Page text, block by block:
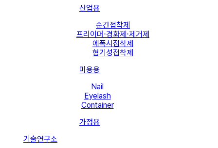
산업용
순간접착제
프리이머⋅경화제⋅제거제
에폭시접착제
혐기성접착제
미용용
Nail
Eyelash
Container
가정용
기술연구소